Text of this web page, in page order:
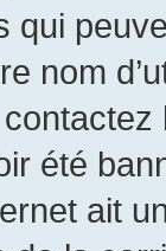
qui
nom
été
ait